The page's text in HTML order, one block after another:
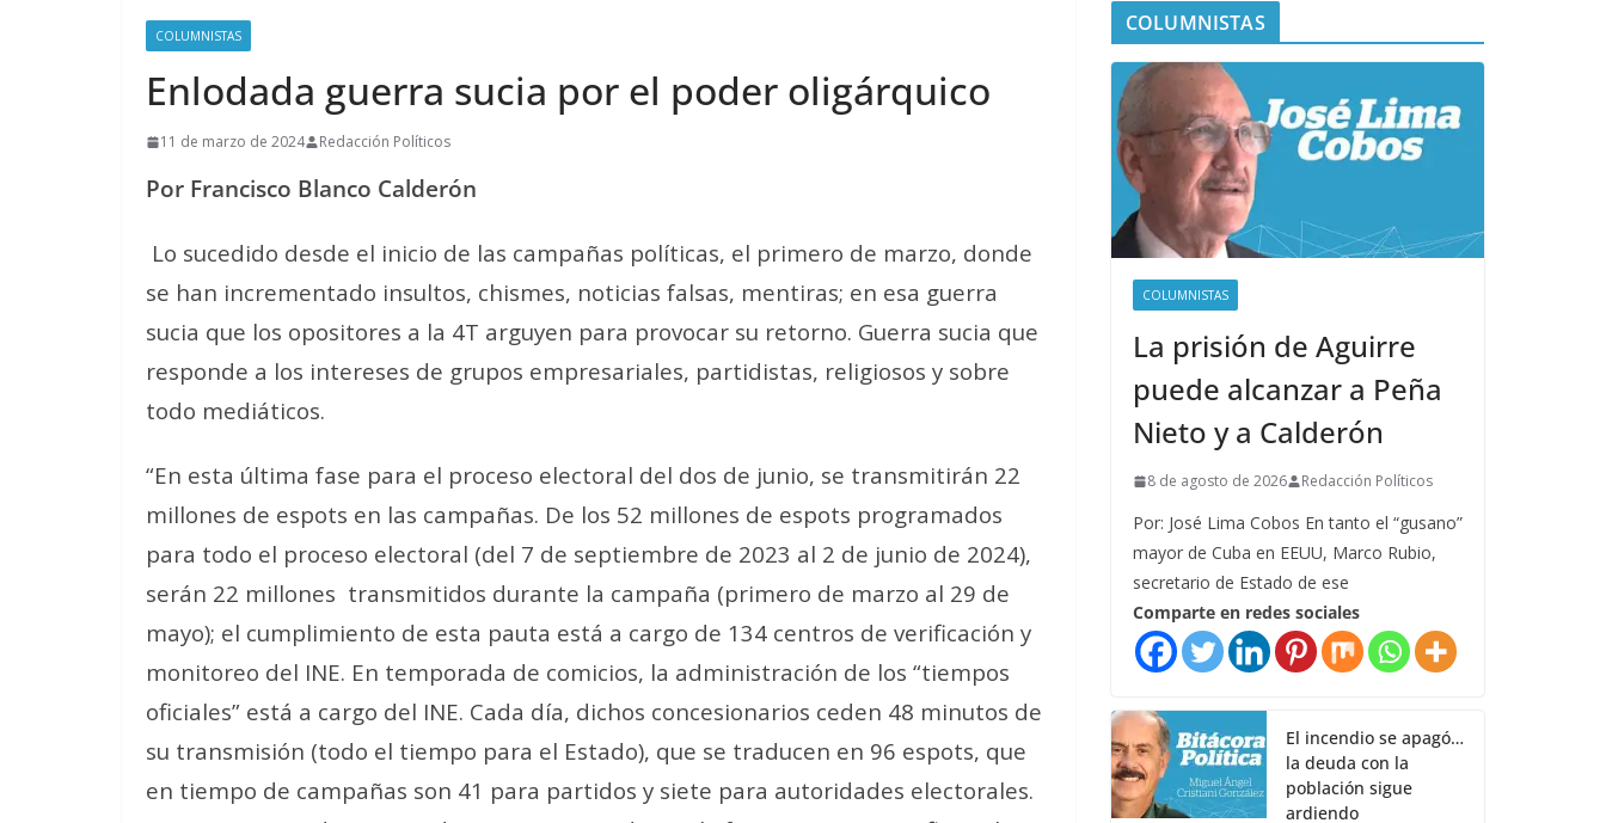
COLUMNISTAS
Enlodada guerra sucia por el poder oligárquico
11 de marzo de 2024 Redacción Políticos
Por Francisco Blanco Calderón
Lo sucedido desde el inicio de las campañas políticas, el primero de marzo, donde
se han incrementado insultos, chismes, noticias falsas, mentiras; en esa guerra
sucia que los opositores a la 4T arguyen para provocar su retorno. Guerra sucia que
responde a los intereses de grupos empresariales, partidistas, religiosos y sobre
todo mediáticos.
“En esta última fase para el proceso electoral del dos de junio, se transmitirán 22
millones de espots en las campañas. De los 52 millones de espots programados
para todo el proceso electoral (del 7 de septiembre de 2023 al 2 de junio de 2024),
serán 22 millones transmitidos durante la campaña (primero de marzo al 29 de
mayo); el cumplimiento de esta pauta está a cargo de 134 centros de verificación y
monitoreo del INE. En temporada de comicios, la administración de los “tiempos
oficiales” está a cargo del INE. Cada día, dichos concesionarios ceden 48 minutos de
su transmisión (todo el tiempo para el Estado), que se traducen en 96 espots, que
en tiempo de campañas son 41 para partidos y siete para autoridades electorales.
COLUMNISTAS
COLUMNISTAS
La prisión de Aguirre
puede alcanzar a Peña
Nieto y a Calderón
8 de agosto de 2026 Redacción Políticos
Por: José Lima Cobos En tanto el “gusano”
mayor de Cuba en EEUU, Marco Rubio,
secretario de Estado de ese
Comparte en redes sociales
El incendio se apagó…
la deuda con la
población sigue
ardiendo